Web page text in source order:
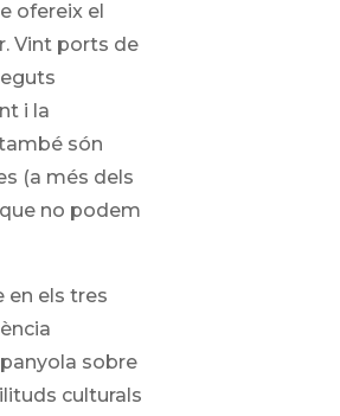
ofereix el
Vint ports de
i la
són
(a més dels
no podem
en els tres
sobre
culturals